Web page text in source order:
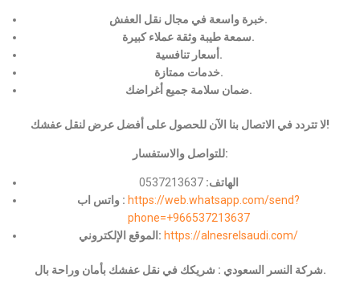
خبرة واسعة في مجال نقل العفش.
سمعة طيبة وثقة عملاء كبيرة.
أسعار تنافسية.
خدمات ممتازة.
ضمان سلامة جميع أغراضك.
لا تتردد في الاتصال بنا الآن للحصول على أفضل عرض لنقل عفشك!
للتواصل والاستفسار:
الهاتف: 0537213637
واتس اب : https://web.whatsapp.com/send?
phone=+966537213637
الموقع الإلكتروني: https://alnesrelsaudi.com/
شركة النسر السعودي : شريكك في نقل عفشك بأمان وراحة بال.